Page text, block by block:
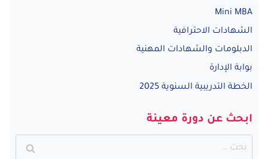
Mini MBA
الشهادات الاحترافية
الدبلومات والشهادات المهنية
بوابة الإدارة
الخطة التدريبية السنوية 2025
ابحث عن دورة معينة
البحث